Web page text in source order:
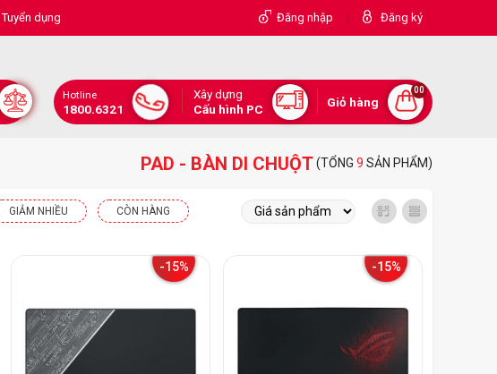
Tuyển dụng Đăng nhập | Đăng ký
Hotline
1800.6321
Xây dựng
Cấu hình PC
Giỏ hàng
00
PAD - BÀN DI CHUỘT(TỔNG 9 SẢN PHẨM)
GIẢM NHIỀU CÒN HÀNG
-15% -15%